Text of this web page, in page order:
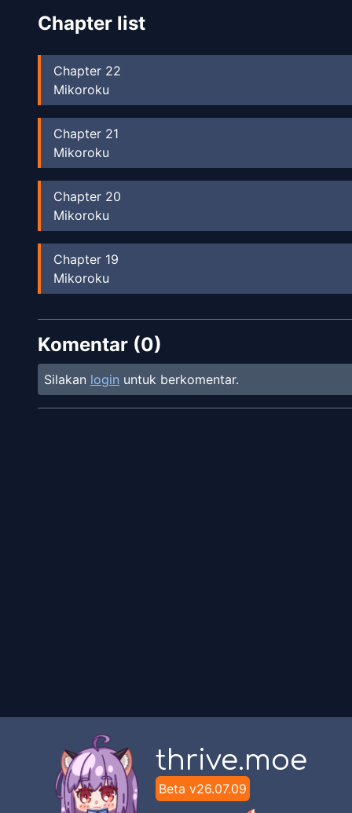
Chapter list
Chapter 22
Mikoroku
Chapter 21
Mikoroku
Chapter 20
Mikoroku
Chapter 19
Mikoroku
Chapter18
Mikoroku
Chapter17
Mikoroku
Mikoroku
Chapter11
Mikoroku
Komentar (0)
Silakan login untuk berkomentar.
thrive.moe
Beta v26.07.09